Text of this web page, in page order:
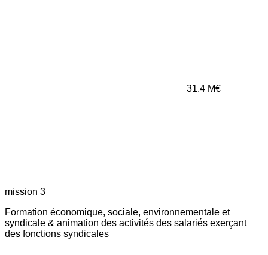
31.4 M€
mission 3
Formation économique, sociale, environnementale et
syndicale & animation des activités des salariés exerçant
des fonctions syndicales